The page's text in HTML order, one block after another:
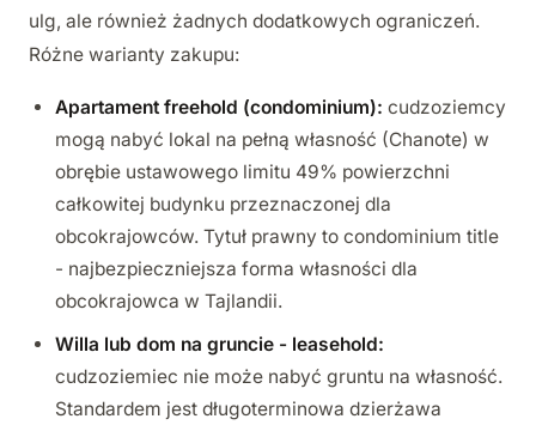
ulg, ale również żadnych dodatkowych ograniczeń.
Różne warianty zakupu:
Apartament freehold (condominium): cudzoziemcy
mogą nabyć lokal na pełną własność (Chanote) w
obrębie ustawowego limitu 49% powierzchni
całkowitej budynku przeznaczonej dla
obcokrajowców. Tytuł prawny to condominium title
- najbezpieczniejsza forma własności dla
obcokrajowca w Tajlandii.
Willa lub dom na gruncie - leasehold:
cudzoziemiec nie może nabyć gruntu na własność.
Standardem jest długoterminowa dzierżawa